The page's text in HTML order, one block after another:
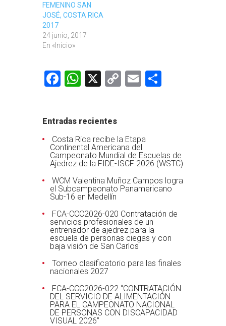
FEMENINO SAN
JOSÉ, COSTA RICA
2017
24 junio, 2017
En «Inicio»
Facebook
WhatsApp
X
CopyEmail
Entradas recientes
Costa Rica recibe la Etapa
Continental Americana del
Campeonato Mundial de Escuelas de
Ajedrez de la FIDE-ISCF 2026 (WSTC)
WCM Valentina Muñoz Campos logra
el Subcampeonato Panamericano
Sub-16 en Medellín
FCA-CCC2026-020 Contratación de
servicios profesionales de un
entrenador de ajedrez para la
escuela de personas ciegas y con
baja visión de San Carlos
Torneo clasificatorio para las finales
nacionales 2027
FCA-CCC2026-022 “CONTRATACIÓN
DEL SERVICIO DE ALIMENTACIÓN
PARA EL CAMPEONATO NACIONAL
DE PERSONAS CON DISCAPACIDAD
VISUAL 2026”